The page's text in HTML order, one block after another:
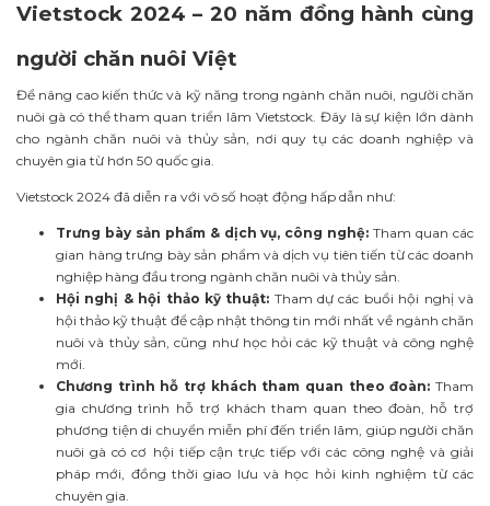
Vietstock 2024 – 20 năm đồng hành cùng
người chăn nuôi Việt
Để nâng cao kiến thức và kỹ năng trong ngành chăn nuôi, người chăn
nuôi gà có thể tham quan triển lãm Vietstock. Đây là sự kiện lớn dành
cho ngành chăn nuôi và thủy sản, nơi quy tụ các doanh nghiệp và
chuyên gia từ hơn 50 quốc gia.
Vietstock 2024 đã diễn ra với vô số hoạt động hấp dẫn như:
Trưng bày sản phẩm & dịch vụ, công nghệ: Tham quan các
gian hàng trưng bày sản phẩm và dịch vụ tiên tiến từ các doanh
nghiệp hàng đầu trong ngành chăn nuôi và thủy sản.
Hội nghị & hội thảo kỹ thuật: Tham dự các buổi hội nghị và
hội thảo kỹ thuật để cập nhật thông tin mới nhất về ngành chăn
nuôi và thủy sản, cũng như học hỏi các kỹ thuật và công nghệ
mới.
Chương trình hỗ trợ khách tham quan theo đoàn: Tham
gia chương trình hỗ trợ khách tham quan theo đoàn, hỗ trợ
phương tiện di chuyển miễn phí đến triển lãm, giúp người chăn
nuôi gà có cơ hội tiếp cận trực tiếp với các công nghệ và giải
pháp mới, đồng thời giao lưu và học hỏi kinh nghiệm từ các
chuyên gia.